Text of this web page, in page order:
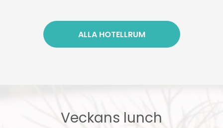
ALLA HOTELLRUM
Veckans lunch